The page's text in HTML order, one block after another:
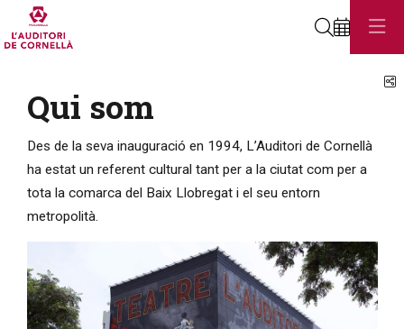
Cerca
Qui som
Des de la seva inauguració en 1994, L’Auditori de Cornellà
ha estat un referent cultural tant per a la ciutat com per a
tota la comarca del Baix Llobregat i el seu entorn
metropolità.